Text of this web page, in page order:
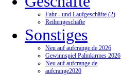
Fahr - und Laufgeschäfte (2)
Reihengeschäfte
Sonstiges
Neu auf aufcrange.de 2026
Gewinnspiel Palmkirmes 2026
Neu auf aufcrange.de
aufcrange2020